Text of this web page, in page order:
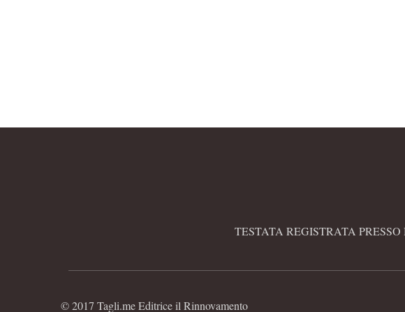
TESTATA REGISTRATA
© 2017 Tagli.me Editrice il Rinnovamento